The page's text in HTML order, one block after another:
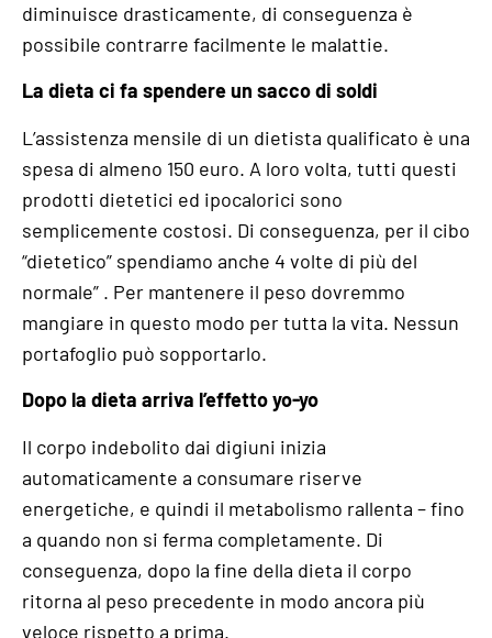
diminuisce drasticamente, di conseguenza è
possibile contrarre facilmente le malattie.
La dieta ci fa spendere un sacco di soldi
L’assistenza mensile di un dietista qualificato è una
spesa di almeno 150 euro. A loro volta, tutti questi
prodotti dietetici ed ipocalorici sono
semplicemente costosi. Di conseguenza, per il cibo
“dietetico” spendiamo anche 4 volte di più del
normale” . Per mantenere il peso dovremmo
mangiare in questo modo per tutta la vita. Nessun
portafoglio può sopportarlo.
Dopo la dieta arriva l’effetto yo-yo
Il corpo indebolito dai digiuni inizia
automaticamente a consumare riserve
energetiche, e quindi il metabolismo rallenta – fino
a quando non si ferma completamente. Di
conseguenza, dopo la fine della dieta il corpo
ritorna al peso precedente in modo ancora più
veloce rispetto a prima.